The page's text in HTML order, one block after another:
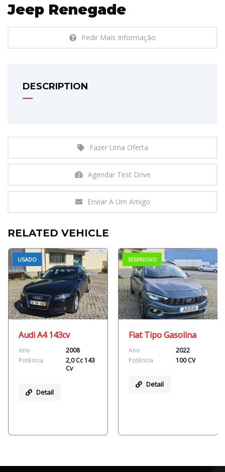
Jeep Renegade
Pedir Mais Informação
DESCRIPTION
Fazer Uma Oferta
Agendar Test Drive
Enviar A Um Amigo
RELATED VEHICLE
USADO
Audi A4 143cv
Ano
2008
Potência
2,0 Cc 143
Cv
Detail
SEMINOVO
Fiat Tipo Gasolina
Ano
2022
Potência
100 CV
Detail